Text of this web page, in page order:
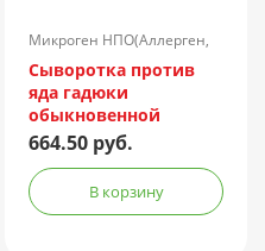
Микроген НПО(Аллерген,
г.Ставрополь)/Россия
Сыворотка против
яда гадюки
обыкновенной
лошадиная
очищенная
концентрированная
жидкая амп.(р-р д/
664.50 руб.
В корзину